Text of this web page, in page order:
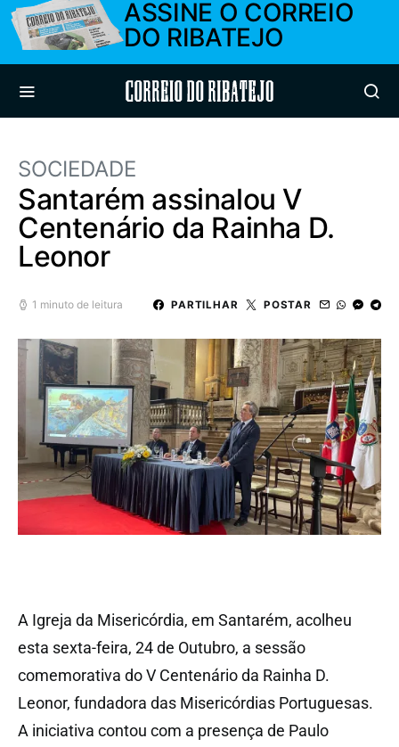
ASSINE O CORREIO
DO RIBATEJO
Correio do Ribatejo
SOCIEDADE
Santarém assinalou V
Centenário da Rainha D.
Leonor
1 minuto de leitura PARTILHAR POSTAR
A Igreja da Misericórdia, em Santarém, acolheu
esta sexta-feira, 24 de Outubro, a sessão
comemorativa do V Centenário da Rainha D.
Leonor, fundadora das Misericórdias Portuguesas.
A iniciativa contou com a presença de Paulo